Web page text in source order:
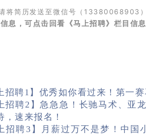
将简历发送至微信号（13380068903
息，可点击回看《马上招聘》栏目信
招聘1】优秀如你看过来！第一
招聘2】急急急！长驰马术、亚
，速来报名！
招聘3】月薪过万不是梦！中